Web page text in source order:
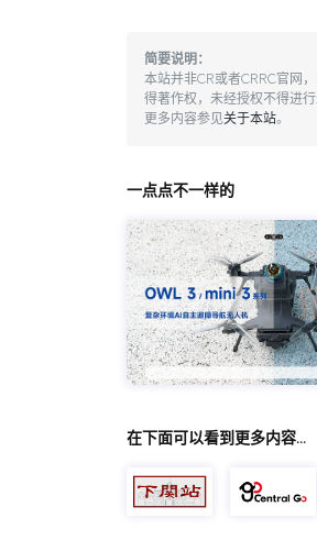
简要说明：
本站并非CR或者CRRC官网
得著作权，未经授权不得进
更多内容参见关于本站。
一点点不一样的
在下面可以看到更多内容…